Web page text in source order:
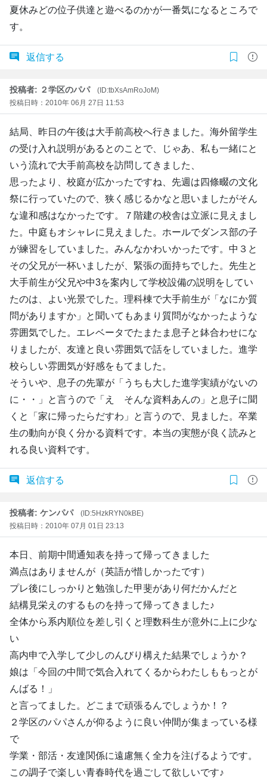
夏休みどの位子供達と遊べるのかが一番気になるところで
す。
返信する
投稿者: ２学区のパパ
(ID:tbXsAmRoJoM)
投稿日時：2010年 06月 27日 11:53
結局、昨日の午後は大手前高校へ行きました。海外留学生
の受け入れ説明があるとのことで、じゃあ、私も一緒にと
いう流れで大手前高校を訪問してきました、
思ったより、校庭が広かったですね、先週は四條畷の文化
祭に行っていたので、狭く感じるかなと思いましたがそん
な違和感はなかったです。７階建の校舎は立派に見えまし
た。中庭もオシャレに見えました。ホールでダンス部の子
が練習をしていました。みんなかわいかったです。中３と
その父兄が一杯いましたが、緊張の面持ちでした。先生と
大手前生が父兄や中3を案内して学校設備の説明をしてい
たのは、よい光景でした。理科棟で大手前生が「なにか質
問がありますか」と聞いてもあまり質問がなかったような
雰囲気でした。エレベータでたまたま息子と鉢合わせにな
りましたが、友達と良い雰囲気で話をしていました。進学
校らしい雰囲気が好感をもてました。
そういや、息子の先輩が「うちも大した進学実績がないの
に・・」と言うので「え そんな資料あんの」と息子に聞
くと「家に帰ったらだすわ」と言うので、見ました。卒業
生の動向が良く分かる資料です。本当の実態が良く読みと
れる良い資料です。
返信する
投稿者: ケンパパ
(ID:5HzkRYN0kBE)
投稿日時：2010年 07月 01日 23:13
本日、前期中間通知表を持って帰ってきました
満点はありませんが（英語が惜しかったです）
プレ後にしっかりと勉強した甲斐があり何だかんだと
結構見栄えのするものを持って帰ってきました♪
全体から系内順位を差し引くと理数科生が意外に上に少な
い
高内申で入学して少しのんびり構えた結果でしょうか？
娘は「今回の中間で気合入れてくるからわたしももっとが
んばる！」
と言ってました。どこまで頑張るんでしょうか！？
２学区のパパさんが仰るように良い仲間が集まっている様
で
学業・部活・友達関係に遠慮無く全力を注げるようです。
この調子で楽しい青春時代を過ごして欲しいです♪